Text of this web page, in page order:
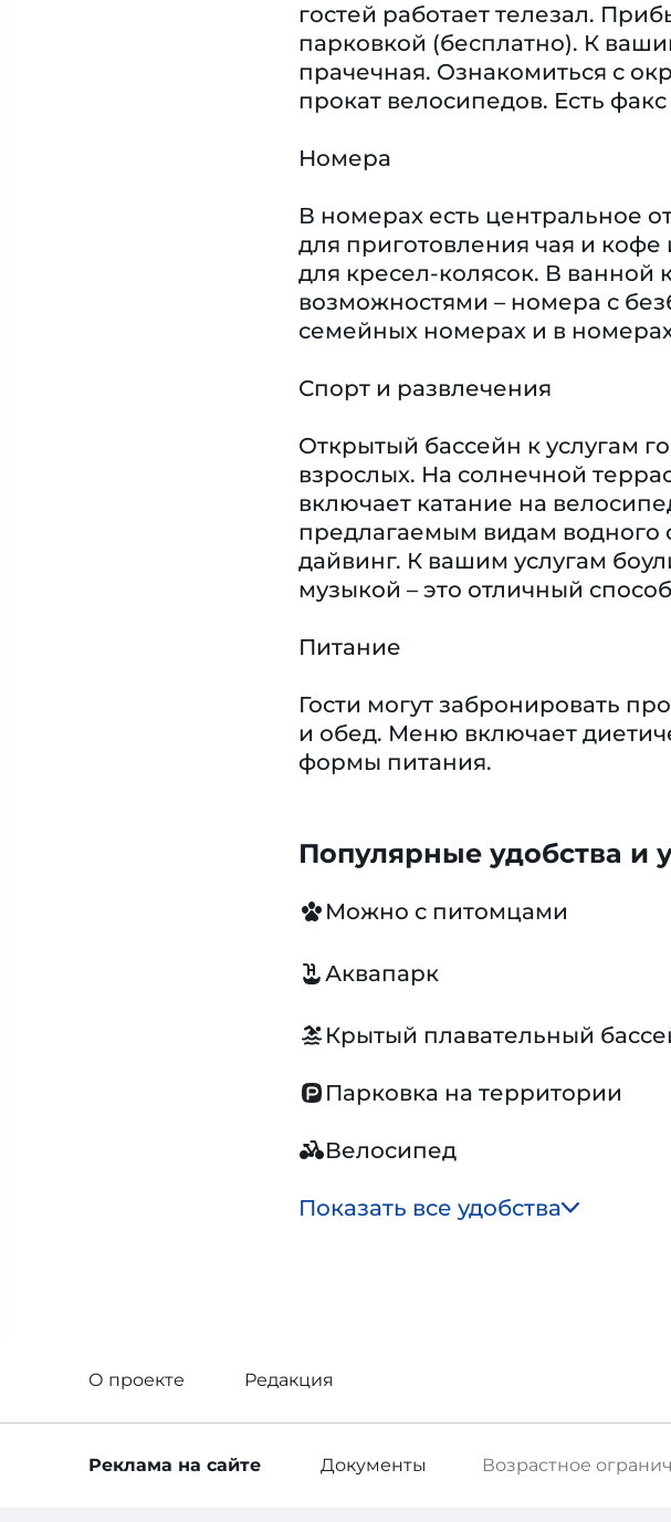
гостей работает телезал.
парковкой (бесплатно). К
прачечная. Ознакомиться с
прокат велосипедов. Есть
Номера
В номерах есть центральное
для приготовления чая и
для кресел-колясок. В
возможностями – номера с
семейных номерах и в
Спорт и развлечения
Открытый бассейн к услугам
взрослых. На солнечной
включает катание на
предлагаемым видам водного
дайвинг. К вашим услугам
музыкой – это отличный
Питание
Гости могут забронировать
и обед. Меню включает
формы питания.
Популярные удобства и
Можно с питомцами
Аквапарк
Крытый плавательный
Парковка на территории
Велосипед
Показать все удобства
О проекте Редакция
Возрастное
Реклама на сайте Документы